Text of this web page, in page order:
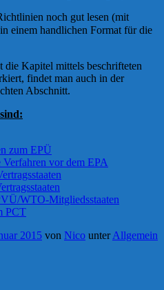
noch gut lesen (mit
einem handlichen Format für die
die Kapitel mittels beschrifteten
findet man auch in der
Abschnitt.
zum EPÜ
vor dem EPA
WTO-Mitgliedsstaaten
PCT
2015 von Nico unterAllgemein